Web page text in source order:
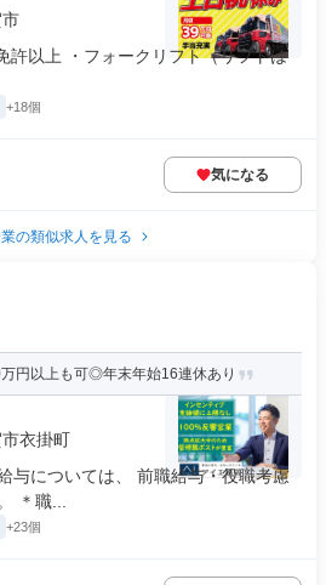
許以上 ・フォークリフト（リフトは
+18個
気になる
の類似求人を見る
円以上も可◎年末年始16連休あり
衣掛町
与については、 前職給与・役職考慮
＊職...
+23個